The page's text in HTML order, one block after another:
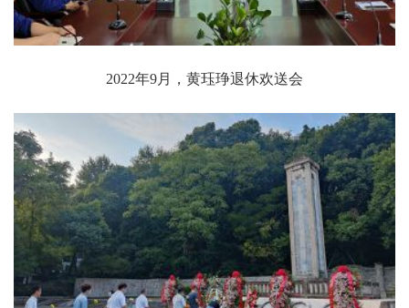
2022年9月，黄珏琤退休欢送会